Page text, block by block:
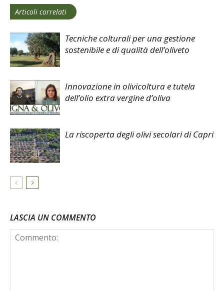
Articoli correlati
Tecniche colturali per una gestione
sostenibile e di qualità dell’oliveto
Innovazione in olivicoltura e tutela
dell’olio extra vergine d’oliva
La riscoperta degli olivi secolari di Capri
LASCIA UN COMMENTO